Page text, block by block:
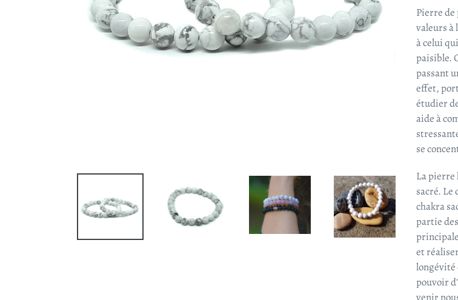
Pierre
valeurs à
à celui
paisible.
passant
effet,
étudier
aide à
se
La pierre
sacré. Le
chakra
partie
et
longévité
pouvoir
venir